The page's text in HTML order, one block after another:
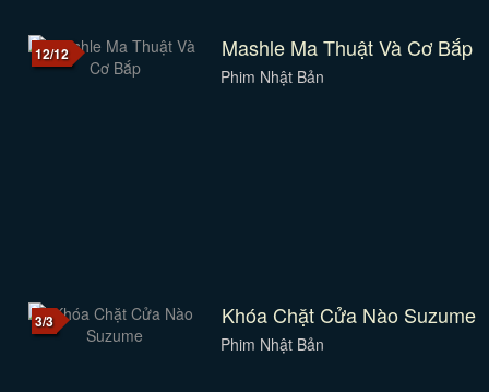
12/12 Mashle Ma Thuật Và Cơ Bắp
Phim Nhật Bản
3/3 Khóa Chặt Cửa Nào Suzume
Phim Nhật Bản